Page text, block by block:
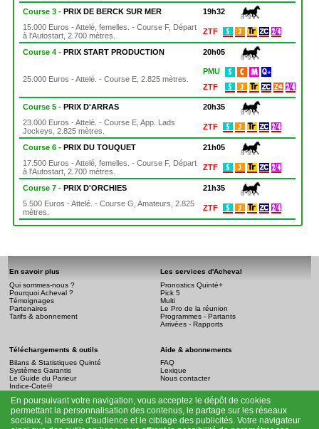
Course 3 -PRIX DE BERCK SUR MER
19h32
15.000 Euros - Attelé, femelles. - Course F, Départ
à l'Autostart, 2.700 mètres.
ZTF
Course 4 -PRIX START PRODUCTION 20h05
25.000 Euros - Attelé. - Course E, 2.825 mètres.
PMU
ZTF
Course 5 -PRIX D'ARRAS
20h35
23.000 Euros - Attelé. - Course E, App. Lads
Jockeys, 2.825 mètres.
ZTF
Course 6 -PRIX DU TOUQUET
21h05
17.500 Euros - Attelé, femelles. - Course F, Départ
à l'Autostart, 2.700 mètres.
ZTF
Course 7 -PRIX D'ORCHIES
21h35
5.500 Euros - Attelé. - Course G, Amateurs, 2.825
mètres.
ZTF
En savoir plus
Qui sommes-nous ?
Pourquoi Acheval ?
Témoignages
Partenaires
Tarifs & abonnement
Les services d'Acheval
Pronostics Quinté+
Pick 5
Multi
Le Pro de la réunion
Programmes - Partants
Arrivées - Rapports
Téléchargements & outils
Bilans & Statistiques Quinté
Systèmes Garantis
Le Guide du Parieur
Indice-Cote©
Aide & abonnements
FAQ
Lexique
Nous contacter
Infos légales
Conditions générales de vente
Mention légale
En poursuivant votre navigation, vous acceptez le dépôt de cookies
permettant la personnalisation des contenus, le partage sur les réseaux
sociaux, la mesure d'audience et le ciblage des publicités. Votre navigateur